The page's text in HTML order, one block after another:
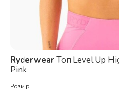
Ryderwear
Pink
Розмір